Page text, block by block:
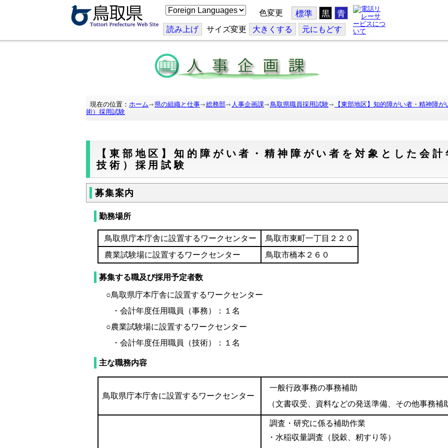
こ
の
ジ
を
訳
す
る
色変更 標準 黒 青
読み上げ サイズ変更 大きくする 元にもどす
現在の位置： ホーム 県の組織と仕事 総務部 人事企画課 鳥取県職員採用試験
【東部地区】知的障がい者・精神障
術）採用試験
【東部地区】知的障がい者・精神障がい者を対象とした会
技術）採用試験
募集案内
勤務場所
鳥取県庁本庁舎に設置するワークセンター
鳥取市東町一丁目２２０
農業試験場に設置するワークセンター
鳥取市橋本２６０
募集する職及び採用予定者数
○鳥取県庁本庁舎に設置するワークセンター
・会計年度任用職員（事務）：１名
○農業試験場に設置するワークセンター
・会計年度任用職員（技術）：１名
主な職務内容
鳥取県庁本庁舎に設置するワークセンター
一般行政事務の事務補助
（文書収受、資料などの発送準備、その他事務補
調査・研究に係る補助作業
・水稲収量調査（脱穀、籾すり等）